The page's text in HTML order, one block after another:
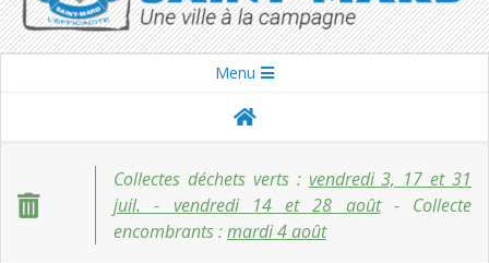
SAINT-
Menu
Collectes déchets verts : vendredi 3, 17 et 31
juil. - vendredi 14 et 28 août- Collecte
encombrants :mardi 4 août